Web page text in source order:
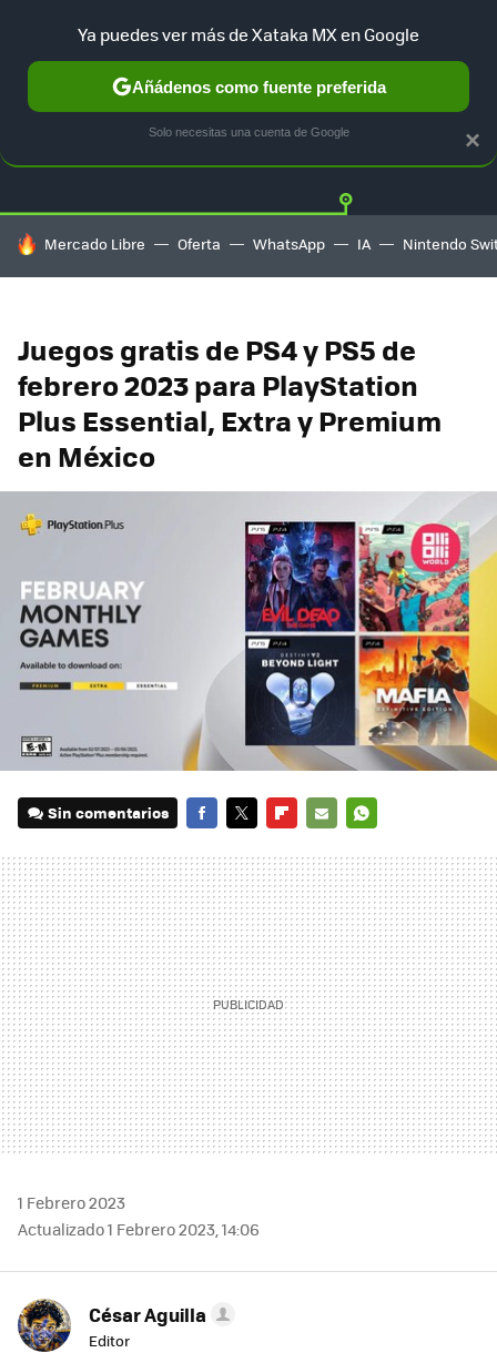
Twitter
HOY SE HABLA DE
Mercado Libre Oferta WhatsApp IA Nintendo
Juegos gratis de PS4 y PS5 de
febrero 2023 para PlayStation
Plus Essential, Extra y Premium
en México
Sin comentarios
MAIL
1 Febrero 2023
Actualizado 1 Febrero 2023, 14:06
César Aguilla
Editor
×
Ya puedes ver más de Xataka MX en Google
Añádenos como fuente preferida
Solo necesitas una cuenta de Google